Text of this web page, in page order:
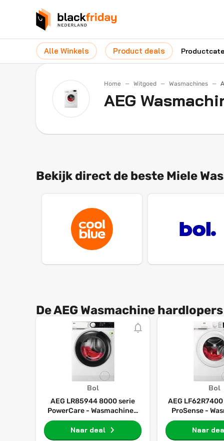
Alle Winkels Product deals
Home Witgoed Wasmachines
AEG
Bekijk direct de beste Miele
De AEG Wasmachine
Bol
AEG LR85944 8000 serie
PowerCare - Wasmachine -
Energielabel A - 1400 toeren
- 9 kg
Naar deal
Bol
AEG
ProSense -
Energielabel A -
- 7 kg -
Naar